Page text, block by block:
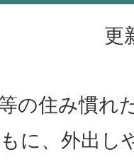
更
の住み慣れ
に、外出し